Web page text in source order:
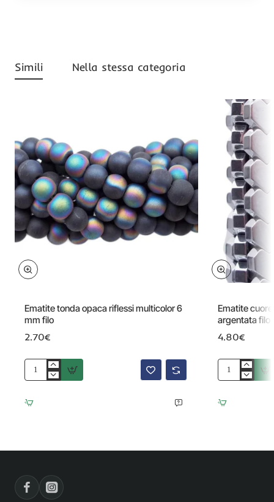
Simili Nella stessa categoria
Ematite tonda opaca riflessi multicolor 6
mm filo
2.70€
Ematite
opaca
riflessi
Ematite
argentata filo
4.80€
Ematite
smussato
6